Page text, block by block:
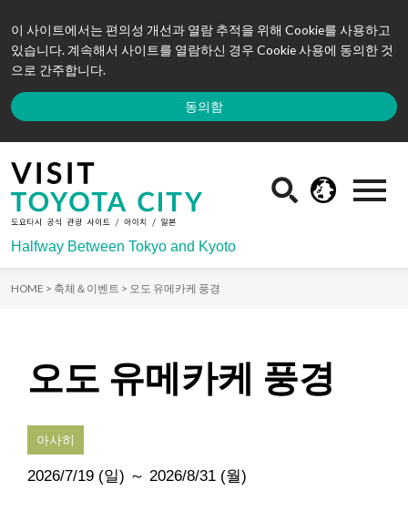
이 사이트에서는 편의성 개선과 열람 추적을 위해 Cookie를 사용하고
있습니다. 계속해서 사이트를 열람하신 경우 Cookie 사용에 동의한 것
으로 간주합니다.
동의함
Halfway Between Tokyo and Kyoto
HOME > 축체＆이벤트 > 오도 유메카케 풍경
오도 유메카케 풍경
아사히
2026/7/19 (일) ～ 2026/8/31 (월)